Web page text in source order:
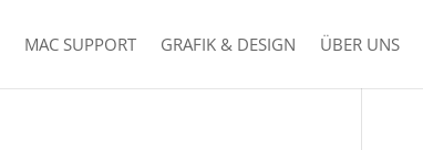
MAC SUPPORT GRAFIK & DESIGN ÜBER UNS